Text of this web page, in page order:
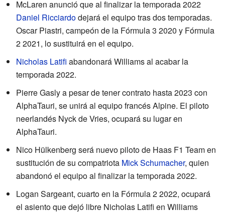
McLaren anunció que al finalizar la temporada 2022
Daniel Ricciardodejará el equipo tras dos temporadas.
Oscar Piastri, campeón de la Fórmula 3 2020 y Fórmula
2 2021, lo sustituirá en el equipo.
Nicholas Latifi abandonará Williams al acabar la
temporada 2022.
Pierre Gasly a pesar de tener contrato hasta 2023 con
AlphaTauri, se unirá al equipo francés Alpine. El piloto
neerlandés Nyck de Vries, ocupará su lugar en
AlphaTauri.
Nico Hülkenberg será nuevo piloto de Haas F1 Team en
sustitución de su compatriota Mick Schumacher, quien
abandonó el equipo al finalizar la temporada 2022.
Logan Sargeant, cuarto en la Fórmula 2 2022, ocupará
el asiento que dejó libre Nicholas Latifi en Williams